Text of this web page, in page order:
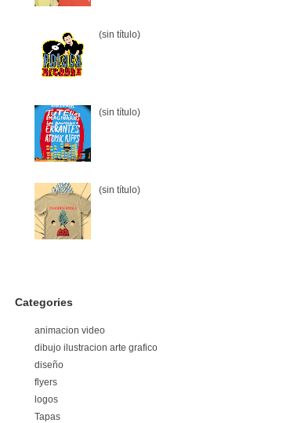
(sin título)
(sin título)
(sin título)
Categories
animacion video
dibujo ilustracion arte grafico
diseño
flyers
logos
Tapas